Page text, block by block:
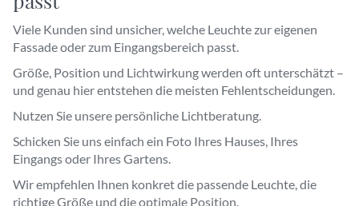
Viele Kunden sind unsicher, welche Leuchte zur eigenen
Fassade oder zum Eingangsbereich passt.
Größe, Position und Lichtwirkung werden oft unterschätzt –
und genau hier entstehen die meisten Fehlentscheidungen.
Nutzen Sie unsere persönliche Lichtberatung.
Schicken Sie uns einfach ein Foto Ihres Hauses, Ihres
Eingangs oder Ihres Gartens.
Wir empfehlen Ihnen konkret die passende Leuchte, die
richtige Größe und die optimale Position.